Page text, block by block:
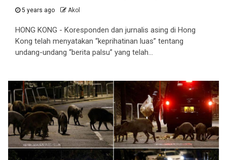
5 years ago Akol
HONG KONG - Koresponden dan jurnalis asing di Hong
Kong telah menyatakan “keprihatinan luas” tentang
undang-undang “berita palsu” yang telah...